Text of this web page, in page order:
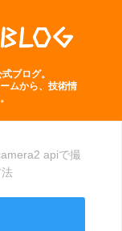
ブログ。
ムから、技術情
apiで撮